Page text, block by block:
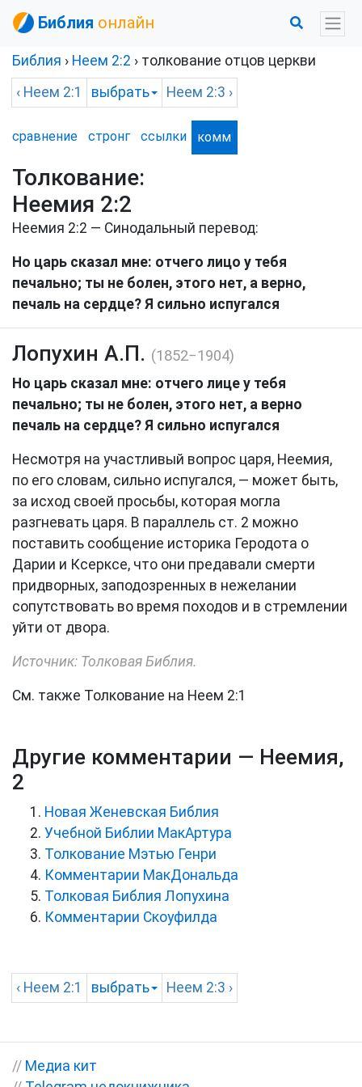
Библия онлайн
Библия › Неем 2:2 › толкование отцов церкви
‹ Неем 2:1 выбрать Неем 2:3 ›
сравнение стронг ссылки комм
Толкование:
Неемия 2:2
Неемия 2:2 — Синодальный перевод:
Но царь сказал мне: отчего лицо у тебя
печально; ты не болен, этого нет, а верно,
печаль на сердце? Я сильно испугался
Лопухин А.П. (1852−1904)
Но царь сказал мне: отчего лице у тебя
печально; ты не болен, этого нет, а верно
печаль на сердце? Я сильно испугался
Несмотря на участливый вопрос царя, Неемия,
по его словам, сильно испугался, — может быть,
за исход своей просьбы, которая могла
разгневать царя. В параллель ст. 2 можно
поставить сообщение историка Геродота о
Дарии и Ксерксе, что они предавали смерти
придворных, заподозренных в нежелании
сопутствовать во время походов и в стремлении
уйти от двора.
Источник: Толковая Библия.
См. также Толкование на Неем 2:1
Другие комментарии — Неемия,
2
Новая Женевская Библия
Учебной Библии МакАртура
Толкование Мэтью Генри
Комментарии МакДональда
Толковая Библия Лопухина
Комментарии Скоуфилда
‹ Неем 2:1 выбрать Неем 2:3 ›
// Медиа кит